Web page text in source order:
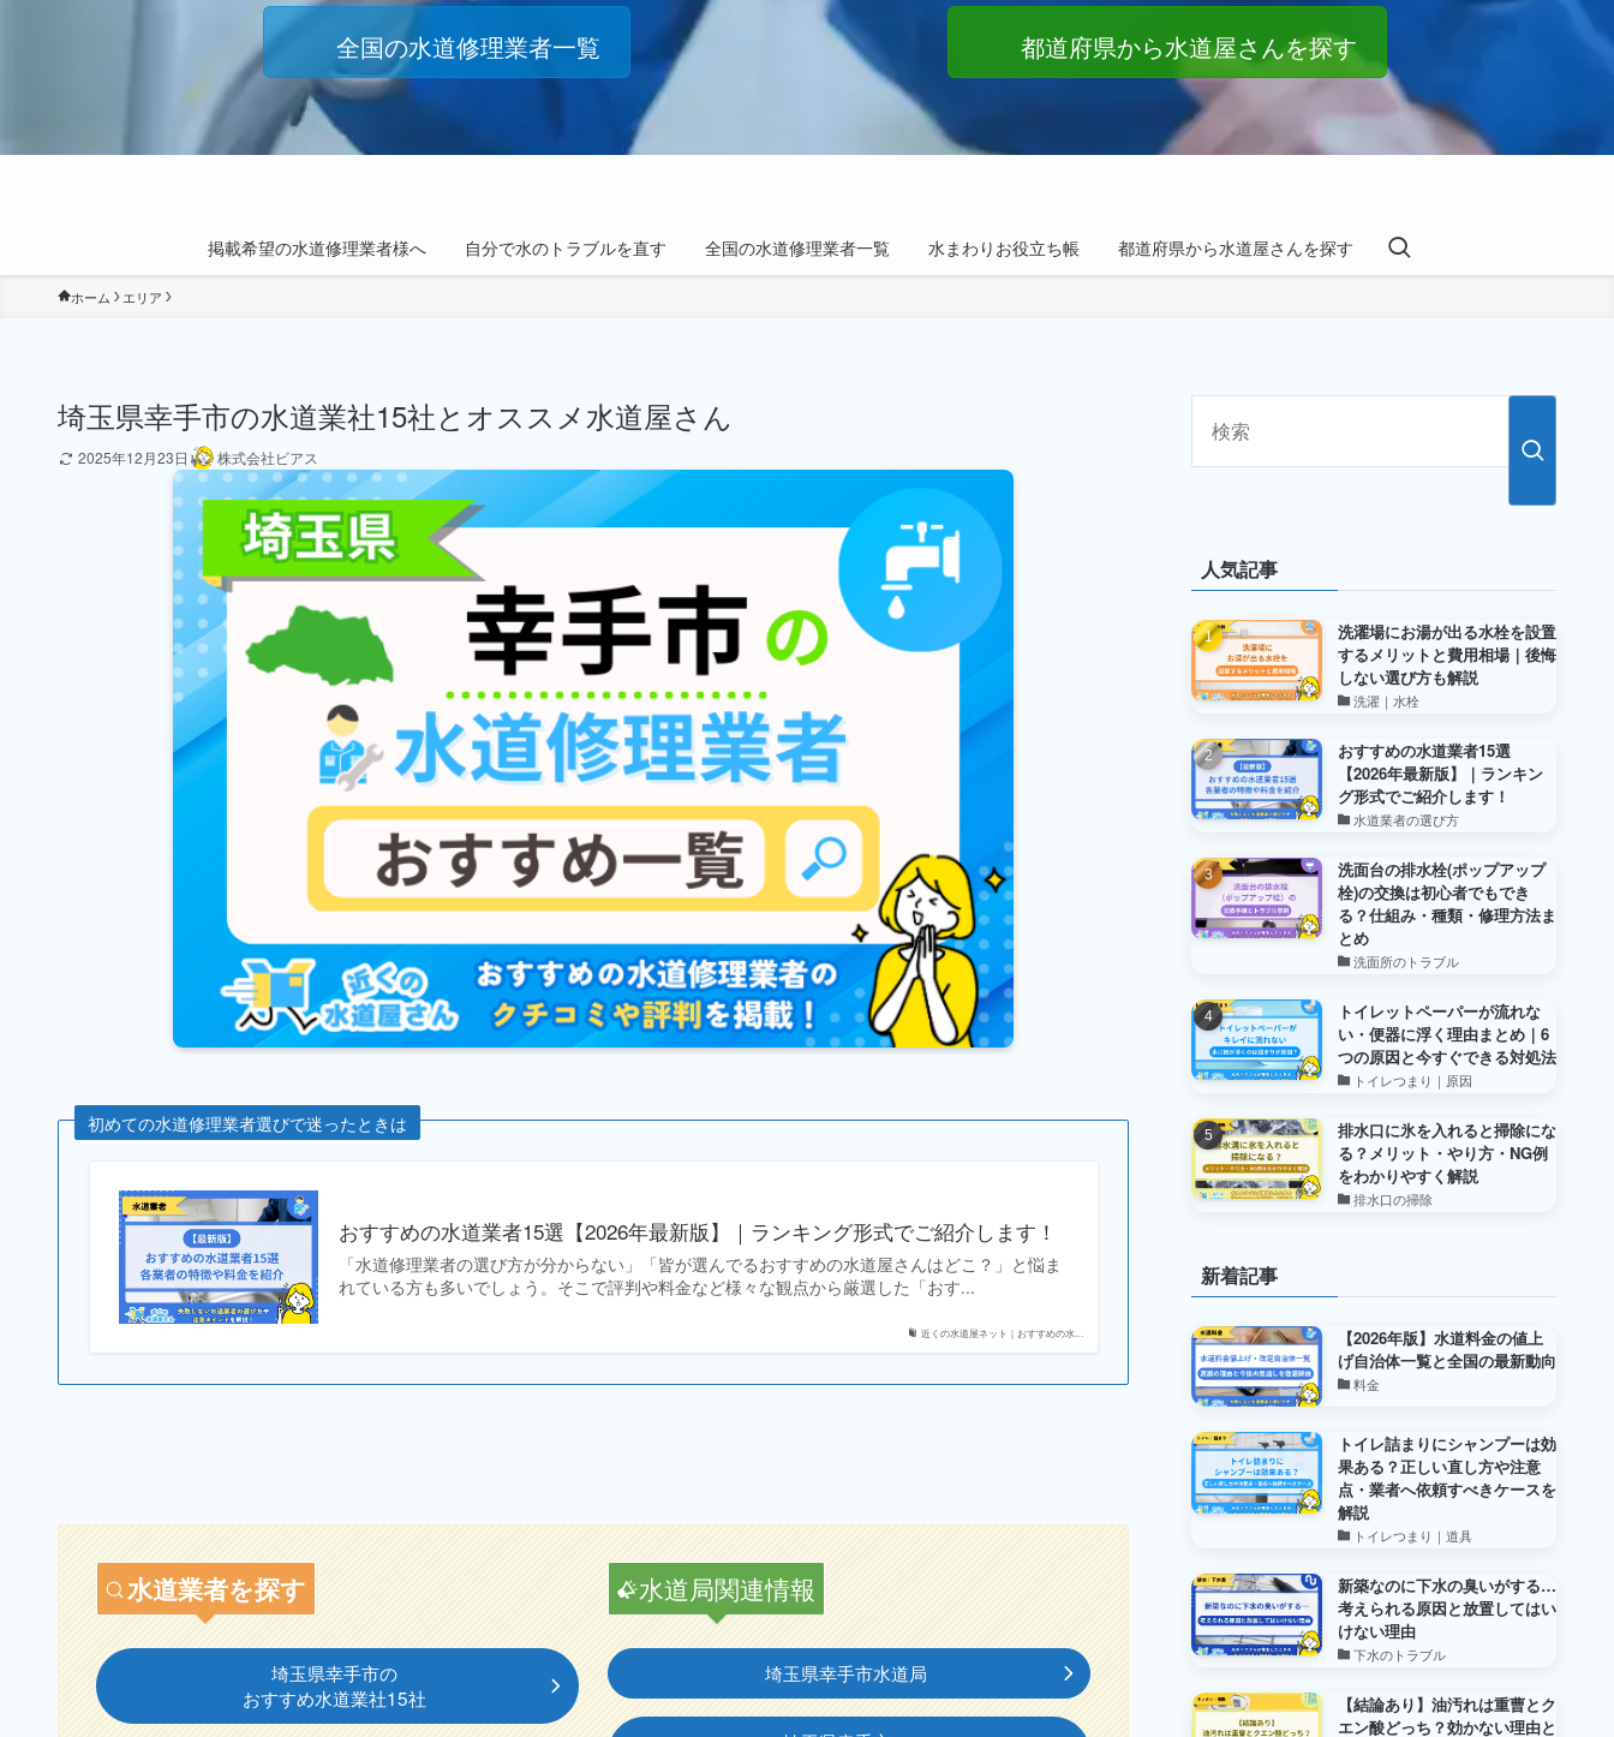
掲載希望の水道修理業者様へ 自分で水のトラブルを直す 全国の水道修理業者一覧 水まわりお役立ち帳 都道府県から水道屋さんを探す
全国の水道修理業者一覧 都道府県から水道屋さんを探す
ホーム エリア
埼玉県幸手市の水道業社15社とオススメ水道屋さん
2025年12月23日 株式会社ビアス
初めての水道修理業者選びで迷ったときは
近くの水道屋ネット｜おすすめの水...
おすすめの水道業者15選【2026年最新版】｜ランキング形式でご紹介します！
「水道修理業者の選び方が分からない」「皆が選んでるおすすめの水道屋さんはどこ？」と悩ま
れている方も多いでしょう。そこで評判や料金など様々な観点から厳選した「おす...
水道業者を探す
埼玉県幸手市の
おすすめ水道業社15社
水道局関連情報
埼玉県幸手市水道局
人気記事
洗濯場にお湯が出る水栓を設置
するメリットと費用相場｜後悔
しない選び方も解説
洗濯｜水栓
おすすめの水道業者15選
【2026年最新版】｜ランキン
グ形式でご紹介します！
水道業者の選び方
洗面台の排水栓(ポップアップ
栓)の交換は初心者でもでき
る？仕組み・種類・修理方法ま
とめ
洗面所のトラブル
トイレットペーパーが流れな
い・便器に浮く理由まとめ｜6
つの原因と今すぐできる対処法
トイレつまり｜原因
排水口に氷を入れると掃除にな
る？メリット・やり方・NG例
をわかりやすく解説
排水口の掃除
新着記事
【2026年版】水道料金の値上
げ自治体一覧と全国の最新動向
料金
トイレ詰まりにシャンプーは効
果ある？正しい直し方や注意
点・業者へ依頼すべきケースを
解説
トイレつまり｜道具
新築なのに下水の臭いがする…
考えられる原因と放置してはい
けない理由
下水のトラブル
【結論あり】油汚れは重曹とク
エン酸どっち？効かない理由と